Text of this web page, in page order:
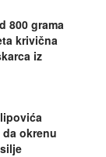
800 grama
krivična
iz
okrenu